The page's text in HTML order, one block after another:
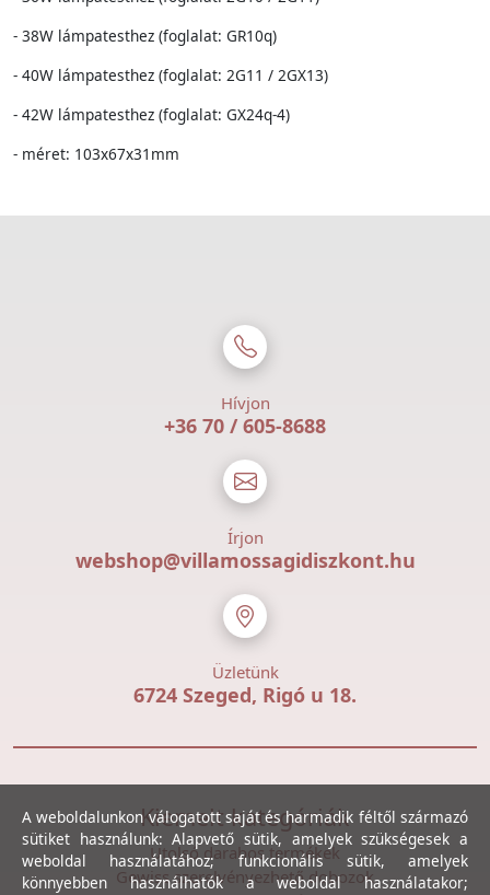
- 38W lámpatesthez (foglalat: GR10q)
- 40W lámpatesthez (foglalat: 2G11 / 2GX13)
- 42W lámpatesthez (foglalat: GX24q-4)
- méret: 103x67x31mm
Hívjon
+36 70 / 605-8688
Írjon
webshop@villamossagidiszkont.hu
Üzletünk
6724 Szeged, Rigó u 18.
Kiemelt kategóriák
Utolsó darabos termékek
Gewiss szerelvényezhető dobozok
A weboldalunkon válogatott saját és harmadik féltől származó
sütiket használunk: Alapvető sütik, amelyek szükségesek a
weboldal használatához; funkcionális sütik, amelyek
könnyebben használhatók a weboldal használatakor;